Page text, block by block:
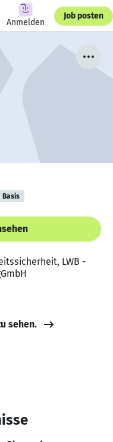
Anmelden
Job posten
Basis
LWB -
sehen.